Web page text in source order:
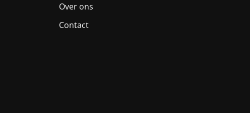
Over ons
Contact